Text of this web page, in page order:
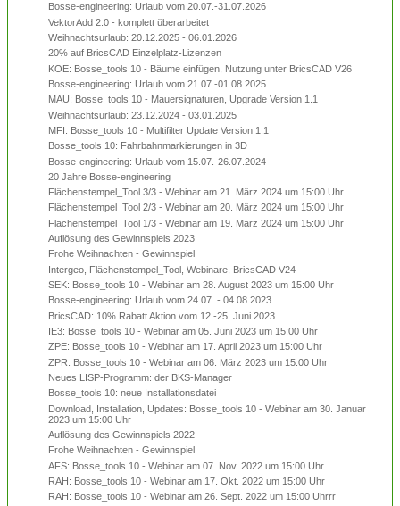
Bosse-engineering: Urlaub vom 20.07.-31.07.2026
VektorAdd 2.0 - komplett überarbeitet
Weihnachtsurlaub: 20.12.2025 - 06.01.2026
20% auf BricsCAD Einzelplatz-Lizenzen
KOE: Bosse_tools 10 - Bäume einfügen, Nutzung unter BricsCAD V26
Bosse-engineering: Urlaub vom 21.07.-01.08.2025
MAU: Bosse_tools 10 - Mauersignaturen, Upgrade Version 1.1
Weihnachtsurlaub: 23.12.2024 - 03.01.2025
MFI: Bosse_tools 10 - Multifilter Update Version 1.1
Bosse_tools 10: Fahrbahnmarkierungen in 3D
Bosse-engineering: Urlaub vom 15.07.-26.07.2024
20 Jahre Bosse-engineering
Flächenstempel_Tool 3/3 - Webinar am 21. März 2024 um 15:00 Uhr
Flächenstempel_Tool 2/3 - Webinar am 20. März 2024 um 15:00 Uhr
Flächenstempel_Tool 1/3 - Webinar am 19. März 2024 um 15:00 Uhr
Auflösung des Gewinnspiels 2023
Frohe Weihnachten - Gewinnspiel
Intergeo, Flächenstempel_Tool, Webinare, BricsCAD V24
SEK: Bosse_tools 10 - Webinar am 28. August 2023 um 15:00 Uhr
Bosse-engineering: Urlaub vom 24.07. - 04.08.2023
BricsCAD: 10% Rabatt Aktion vom 12.-25. Juni 2023
IE3: Bosse_tools 10 - Webinar am 05. Juni 2023 um 15:00 Uhr
ZPE: Bosse_tools 10 - Webinar am 17. April 2023 um 15:00 Uhr
ZPR: Bosse_tools 10 - Webinar am 06. März 2023 um 15:00 Uhr
Neues LISP-Programm: der BKS-Manager
Bosse_tools 10: neue Installationsdatei
Download, Installation, Updates: Bosse_tools 10 - Webinar am 30. Januar
2023 um 15:00 Uhr
Auflösung des Gewinnspiels 2022
Frohe Weihnachten - Gewinnspiel
AFS: Bosse_tools 10 - Webinar am 07. Nov. 2022 um 15:00 Uhr
RAH: Bosse_tools 10 - Webinar am 17. Okt. 2022 um 15:00 Uhr
RAH: Bosse_tools 10 - Webinar am 26. Sept. 2022 um 15:00 Uhrrr